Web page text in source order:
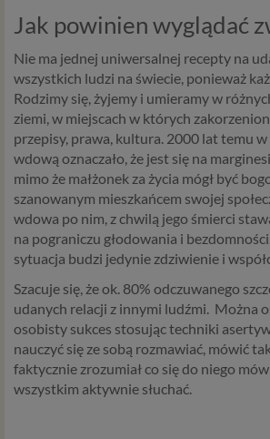
Jak powinien wyglądać
Nie ma jednej uniwersalnej recepty na
wszystkich ludzi na świecie, ponieważ
Rodzimy się, żyjemy i umieramy w
ziemi, w miejscach w których
przepisy, prawa, kultura. 2000 lat temu
wdową oznaczało, że jest się na
mimo że małżonek za życia mógł być
szanowanym mieszkańcem swojej
wdowa po nim, z chwilą jego śmierci
na pograniczu głodowania i
sytuacja budzi jedynie zdziwienie i
Szacuje się, że ok. 80% odczuwanego
udanych relacji z innymi ludźmi. Można
osobisty sukces stosując techniki
nauczyć się ze sobą rozmawiać, mówić
faktycznie zrozumiał co się do niego
wszystkim aktywnie słuchać.